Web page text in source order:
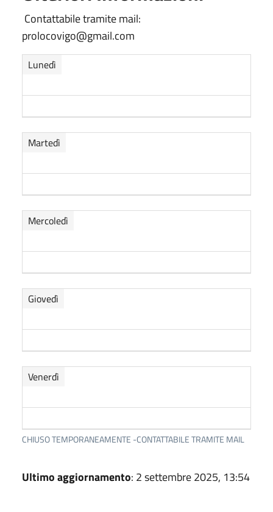
Contattabile tramite mail:
prolocovigo@gmail.com
CHIUSO TEMPORANEAMENTE -CONTATTABILE TRAMITE MAIL
Lunedì
Martedì
Mercoledì
Giovedì
Venerdì
Ultimo aggiornamento: 2 settembre 2025, 13:54